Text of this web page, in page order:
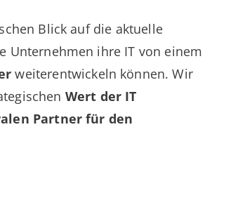
Blick auf die aktuelle
Unternehmen ihre IT von einem
weiterentwickeln können. Wir
Wert der IT
Partner für den